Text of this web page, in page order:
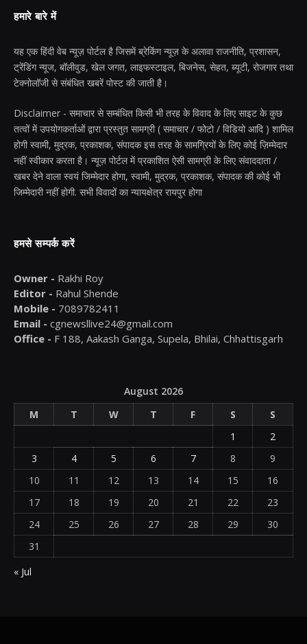
हमारे बारे में
यह एक हिंदी वेब न्यूज़ पोर्टल है जिसमें ब्रेकिंग न्यूज़ के अलावा राजनीति, प्रशासन,
ट्रेंडिंग न्यूज, बॉलीवुड, खेल जगत, लाइफस्टाइल, बिजनेस, सेहत, ब्यूटी, रोजगार तथा
टेक्नोलॉजी से संबंधित खबरें पोस्ट की जाती है।
Disclaimer - समाचार से सम्बंधित किसी भी तरह के विवाद के लिए साइट के कुछ
तत्वों में उपयोगकर्ताओं द्वारा प्रस्तुत सामग्री ( समाचार / फोटो / विडियो आदि ) शामिल
होगी स्वामी, मुद्रक, प्रकाशक, संपादक इस तरह के सामग्रियों के लिए कोई ज़िम्मेदार
नहीं स्वीकार करता है। न्यूज़ पोर्टल में प्रकाशित ऐसी सामग्री के लिए संवाददाता /
खबर देने वाला स्वयं जिम्मेदार होगा, स्वामी, मुद्रक, प्रकाशक, संपादक की कोई भी
जिम्मेदारी नहीं होगी. सभी विवादों का न्यायक्षेत्र रायपुर होगा
हमसे सम्पर्क करें
Owner - Rakhi Roy
Editor - Rahul Shende
Mobile - 7089782411
Email - cgnewsllive24@gmail.com
Office - F 188, Aakash Ganga, Supela, Bhilai, Chhattisgarh
August 2026
M
T W T F S
S
1
2
3
4 5 6 7 8
9
10
11 12 13 14 15
16
17
18 19 20 21 22
23
24
25 26 27 28 29
30
31
« Jul